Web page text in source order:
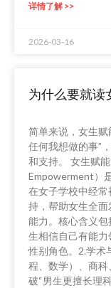
详情了解 >>
2026-03-16
为什么要就读
简单来说，女生
任何我想做的事”
和支持。 女生赋
Empowerment）
在女子学校中经
持，帮助女生全
能力。核心含义
生相信自己有能
性别角色。2.学术
程、数学）、商
破“男生更擅长理